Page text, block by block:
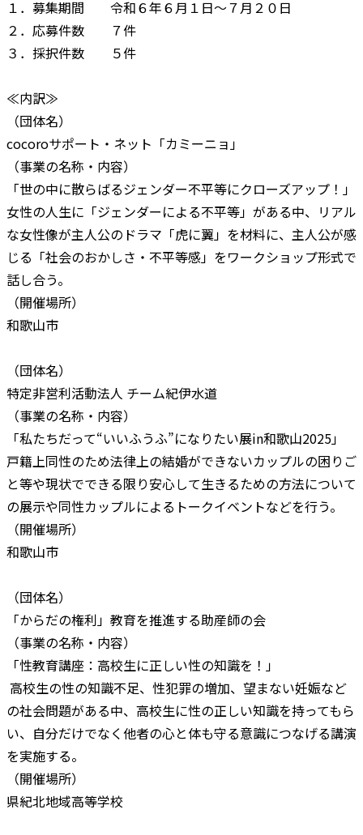
１．募集期間 令和６年６月１日～７月２０日
２．応募件数 ７件
３．採択件数 ５件
≪内訳≫
（団体名）
cocoroサポート・ネット「カミーニョ」
（事業の名称・内容）
「世の中に散らばるジェンダー不平等にクローズアップ！」
女性の人生に「ジェンダーによる不平等」がある中、リアル
な女性像が主人公のドラマ「虎に翼」を材料に、主人公が感
じる「社会のおかしさ・不平等感」をワークショップ形式で
話し合う。
（開催場所）
和歌山市
（団体名）
特定非営利活動法人 チーム紀伊水道
（事業の名称・内容）
「私たちだって“いいふうふ”になりたい展in和歌山2025」
戸籍上同性のため法律上の結婚ができないカップルの困りご
と等や現状でできる限り安心して生きるための方法について
の展示や同性カップルによるトークイベントなどを行う。
（開催場所）
和歌山市
（団体名）
「からだの権利」教育を推進する助産師の会
（事業の名称・内容）
「性教育講座：高校生に正しい性の知識を！」
高校生の性の知識不足、性犯罪の増加、望まない妊娠など
の社会問題がある中、高校生に性の正しい知識を持ってもら
い、自分だけでなく他者の心と体も守る意識につなげる講演
を実施する。
（開催場所）
県紀北地域高等学校